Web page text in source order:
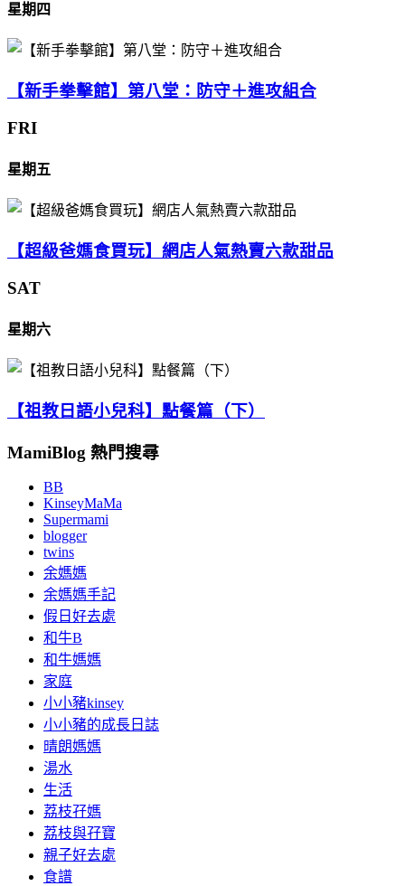
星期四
【新手拳擊館】第八堂：防守＋進攻組合
FRI
星期五
【超級爸媽食買玩】網店人氣熱賣六款甜品
SAT
星期六
【祖教日語小兒科】點餐篇（下）
MamiBlog 熱門搜尋
BB
KinseyMaMa
Supermami
blogger
twins
余媽媽
余媽媽手記
假日好去處
和牛B
和牛媽媽
家庭
小小豬kinsey
小小豬的成長日誌
晴朗媽媽
湯水
生活
荔枝孖媽
荔枝與孖寶
親子好去處
食譜